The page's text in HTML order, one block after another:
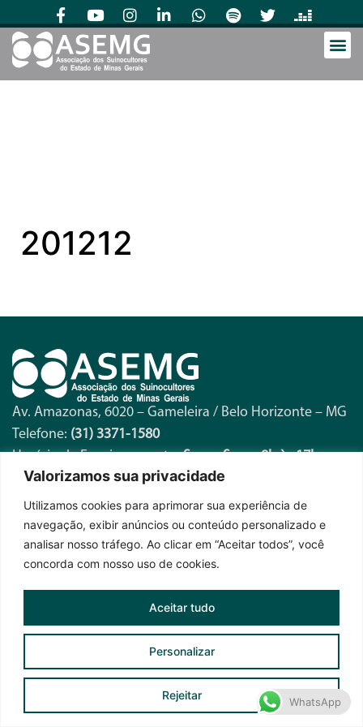
Valorizamos sua privacidade
Utilizamos cookies para aprimorar sua experiência de
navegação, exibir anúncios ou conteúdo personalizado e
analisar nosso tráfego. Ao clicar em “Aceitar todos”, você
concorda com nosso uso de cookies.
Personalizar
Rejeitar
Aceitar tudo
201212
Av. Amazonas, 6020 – Gameleira / Belo Horizonte – MG
Telefone: (31) 3371-1580
Horário de Funcionamento:Seg. a Sex. – 8h às 17h
Fique por dentro das novidades
Assinar News ASEMG
WhatsApp